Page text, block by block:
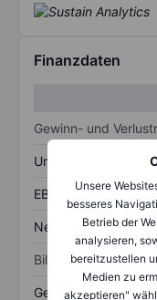
Unsere
besseres
Betrieb der
analysieren,
bereitzustellen
Medien zu
akzeptieren"
Finanzdaten
Gewinn- und
Umsatz
EBITDA
Nettoeinkommen
Bilanz
Gesamtvermögen